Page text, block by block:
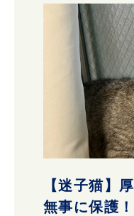
【迷子猫】
無事に保護